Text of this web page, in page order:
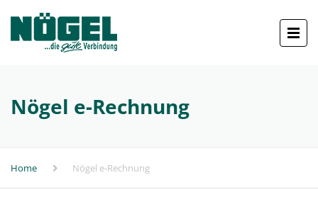
Nögel e-Rechnung
Home Nögel e-Rechnung